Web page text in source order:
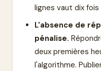
lignes vaut dix
L'absence de
pénalise.
deux premières
l'algorithme.